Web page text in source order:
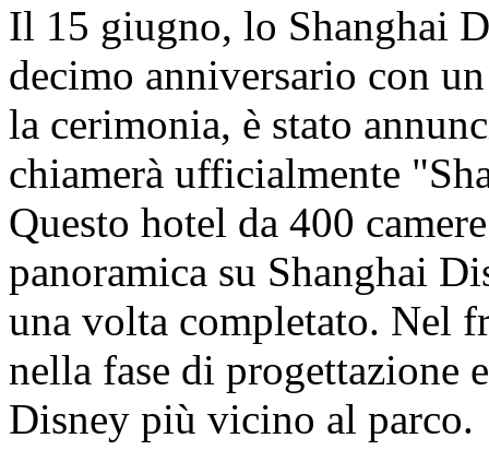
Il 15 giugno, lo Shanghai
decimo anniversario con
la cerimonia, è stato
chiamerà ufficialmente
Questo hotel da 400
panoramica su Shanghai
una volta completato. Nel
nella fase di progettazione
Disney più vicino al parco.